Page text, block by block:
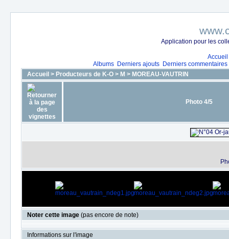
Application pour les
Accueil
Albums Derniers ajouts Derniers commentaires
Accueil > Producteurs de K-O > M > MOREAU-VAUTRIN
Photo 4/5
Noter cette image (pas encore de note)
Informations sur l'image